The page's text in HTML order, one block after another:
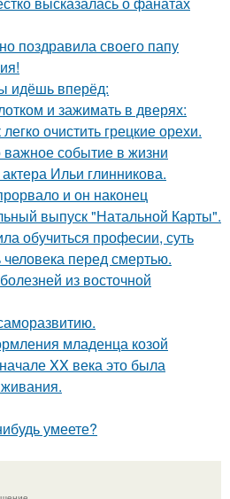
поздравила своего папу
идёшь вперёд:
и зажимать в дверях:
очистить грецкие орехи.
событие в жизни
Ильи глинникова.
и он наконец
выпуск "Натальной Карты".
обучиться професии, суть
перед смертью.
из восточной
младенца козой
XX века это была
умеете?